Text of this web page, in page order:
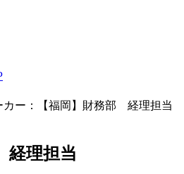
カー：【福岡】財務部 経理担当
経理担当